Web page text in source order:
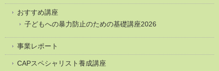
おすすめ講座
子どもへの暴力防止のための基礎講座2026
事業レポート
CAPスペシャリスト養成講座